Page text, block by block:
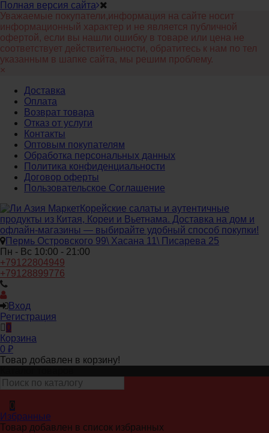
Полная версия сайта
Уважаемые покупатели,информация на сайте носит
информационный характер и не является публичной
офертой, если вы нашли ошибку в товаре или цена не
соответствует действительности, обратитесь к нам по тел
указанным в шапке сайта, мы решим проблему.
×
Доставка
Оплата
Возврат товара
Отказ от услуги
Контакты
Оптовым покупателям
Обработка персональных данных
Политика конфиденциальности
Договор оферты
Пользовательское Соглашение
Корейские салаты и аутентичные
продукты из Китая, Кореи и Вьетнама. Доставка на дом и
офлайн‑магазины — выбирайте удобный способ покупки!
Пермь Островского 99\ Хасана 11\ Писарева 25
Пн - Вс 10:00 - 21:00
+79122804949
+79128899776
Вход
Регистрация
0
Корзина
0 ₽
Товар добавлен в корзину!
0
Избранные
Товар добавлен в список избранных